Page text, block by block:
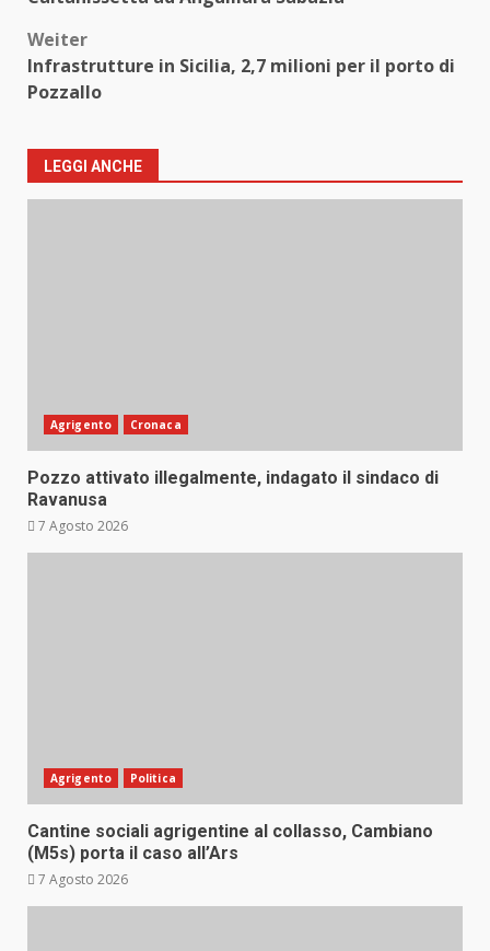
Weiter
Infrastrutture in Sicilia, 2,7 milioni per il porto di
Pozzallo
LEGGI ANCHE
Agrigento Cronaca
Pozzo attivato illegalmente, indagato il sindaco di
Ravanusa
7 Agosto 2026
Agrigento Politica
Cantine sociali agrigentine al collasso, Cambiano
(M5s) porta il caso all’Ars
7 Agosto 2026